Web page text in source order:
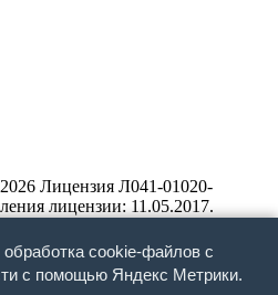
Лицензия Л041-01020-
лицензии: 11.05.2017.
предприниматель
ОГРНИП
Фактический и
cookie-файлов с
с помощью Яндекс Метрики.